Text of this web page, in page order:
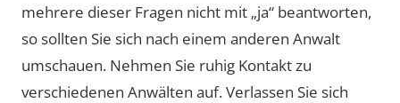
mehrere dieser Fragen nicht mit „ja“ beantworten,
so sollten Sie sich nach einem anderen Anwalt
umschauen. Nehmen Sie ruhig Kontakt zu
verschiedenen Anwälten auf. Verlassen Sie sich